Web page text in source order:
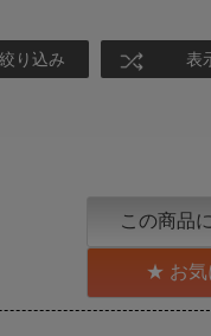
絞り込み 表
この商品
お